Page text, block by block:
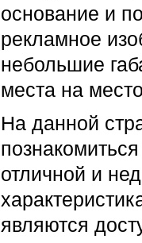
основание и
рекламное
небольшие
места на
На данной
отличной и
являются